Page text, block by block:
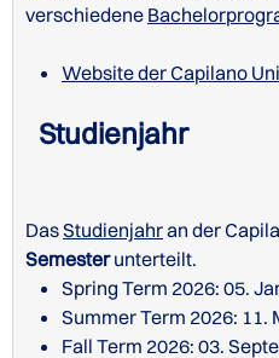
verschiedene
Website der Capilano
Studienjahr
DasStudienjahran der
Semester unterteilt.
Spring Term 2026: 05.
Summer Term 2026: 11.
Fall Term 2026: 03.